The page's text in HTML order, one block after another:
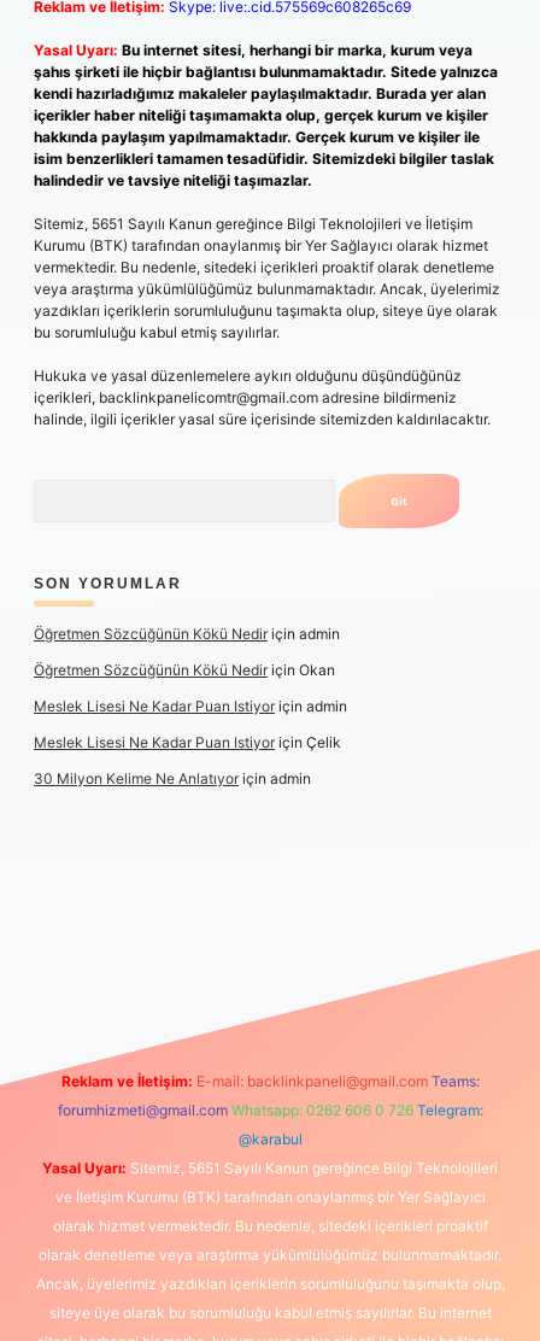
Reklam ve İletişim: Skype: live:.cid.575569c608265c69
Yasal Uyarı: Bu internet sitesi, herhangi bir marka, kurum veya
şahıs şirketi ile hiçbir bağlantısı bulunmamaktadır. Sitede yalnızca
kendi hazırladığımız makaleler paylaşılmaktadır. Burada yer alan
içerikler haber niteliği taşımamakta olup, gerçek kurum ve kişiler
hakkında paylaşım yapılmamaktadır. Gerçek kurum ve kişiler ile
isim benzerlikleri tamamen tesadüfidir. Sitemizdeki bilgiler taslak
halindedir ve tavsiye niteliği taşımazlar.
Sitemiz, 5651 Sayılı Kanun gereğince Bilgi Teknolojileri ve İletişim
Kurumu (BTK) tarafından onaylanmış bir Yer Sağlayıcı olarak hizmet
vermektedir. Bu nedenle, sitedeki içerikleri proaktif olarak denetleme
veya araştırma yükümlülüğümüz bulunmamaktadır. Ancak, üyelerimiz
yazdıkları içeriklerin sorumluluğunu taşımakta olup, siteye üye olarak
bu sorumluluğu kabul etmiş sayılırlar.
Hukuka ve yasal düzenlemelere aykırı olduğunu düşündüğünüz
içerikleri, backlinkpanelicomtr@gmail.com adresine bildirmeniz
halinde, ilgili içerikler yasal süre içerisinde sitemizden kaldırılacaktır.
SON YORUMLAR
Öğretmen Sözcüğünün Kökü Nediriçin admin
Öğretmen Sözcüğünün Kökü Nediriçin Okan
Meslek Lisesi Ne Kadar Puan Istiyoriçin admin
Meslek Lisesi Ne Kadar Puan Istiyoriçin Çelik
30 Milyon Kelime Ne Anlatıyoriçin admin
Reklam ve İletişim: E-mail: backlinkpaneli@gmail.com Teams:
forumhizmeti@gmail.com Whatsapp: 0262 606 0 726 Telegram:
@karabul
Yasal Uyarı: Sitemiz, 5651 Sayılı Kanun gereğince Bilgi Teknolojileri
ve İletişim Kurumu (BTK) tarafından onaylanmış bir Yer Sağlayıcı
olarak hizmet vermektedir. Bu nedenle, sitedeki içerikleri proaktif
olarak denetleme veya araştırma yükümlülüğümüz bulunmamaktadır.
Ancak, üyelerimiz yazdıkları içeriklerin sorumluluğunu taşımakta olup,
siteye üye olarak bu sorumluluğu kabul etmiş sayılırlar. Bu internet